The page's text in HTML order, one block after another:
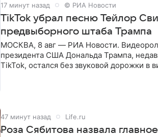
17 минут назад © РИА Новости
TikTok убрал песню Тейлор
предвыборного штаба Трампа
МОСКВА, 8 авг — РИА Новости.
президента США Дональда Трампа,
TikTok, остался без звуковой дорожки в
47 минут назад Life.ru
Роза Сябитова назвала